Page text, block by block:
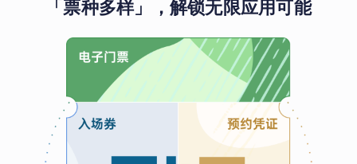
「票种多样」，解锁无限应用可能